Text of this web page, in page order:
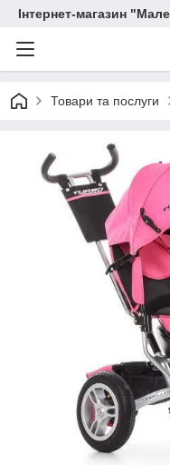
Інтернет-магазин
Товари та послуги